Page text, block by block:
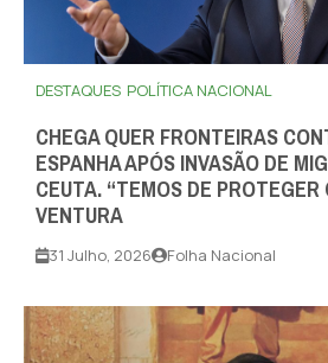
DESTAQUES POLÍTICA NACIONAL
CHEGA QUER FRONTEIRAS
ESPANHA APÓS INVASÃO DE
CEUTA. “TEMOS DE PROTEGER
VENTURA
31 Julho, 2026 Folha Nacional